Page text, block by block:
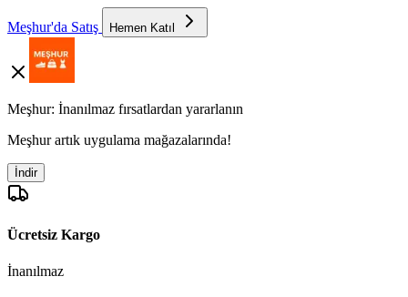
Meşhur'da Satış Hemen Katıl
Meşhur: İnanılmaz fırsatlardan yararlanın
Meşhur artık uygulama mağazalarında!
İndir
Ücretsiz Kargo
İnanılmaz